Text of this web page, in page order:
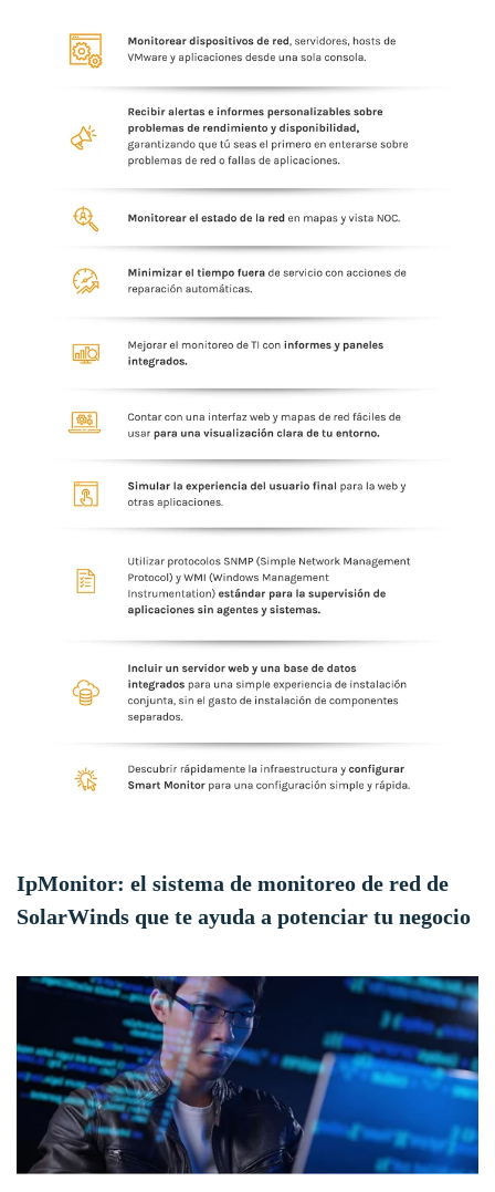
IpMonitor: el sistema de monitoreo de red de
SolarWinds que te ayuda a potenciar tu negocio